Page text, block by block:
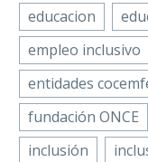
educacion
empleo inclusivo
entidades
fundación ONCE
inclusión